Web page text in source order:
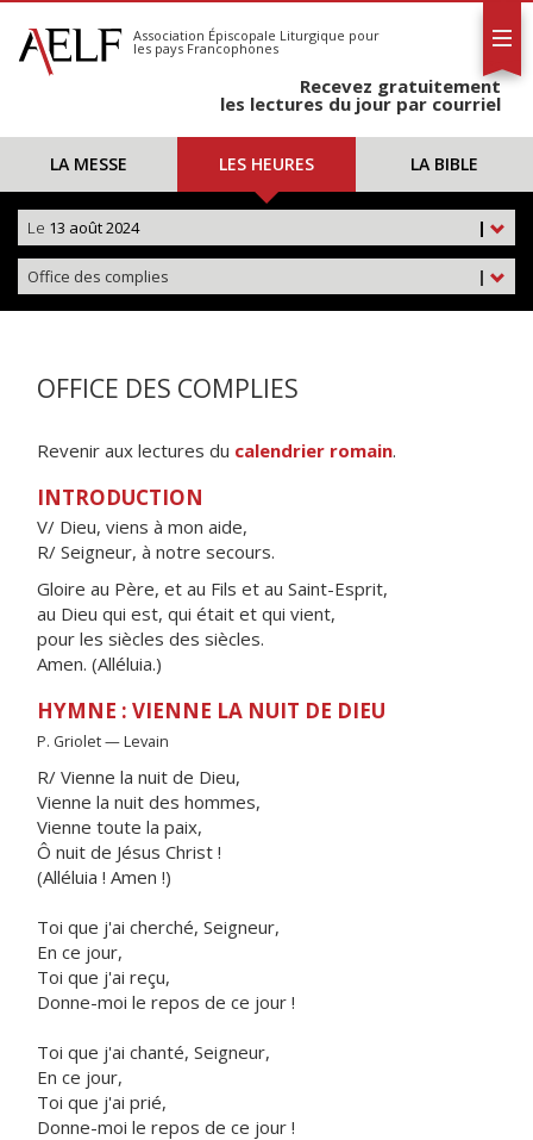
S'abonner
Calendrier
Association Épiscopale Liturgique pour
les pays Francophones
Recevez gratuitement
les lectures du jour par courriel
LA MESSE LES HEURES LA BIBLE
|
Le 13 août 2024
|
Office des complies
OFFICE DES COMPLIES
Revenir aux lectures du calendrier romain.
INTRODUCTION
V/ Dieu, viens à mon aide,
R/ Seigneur, à notre secours.
Gloire au Père, et au Fils et au Saint-Esprit,
au Dieu qui est, qui était et qui vient,
pour les siècles des siècles.
Amen. (Alléluia.)
HYMNE : VIENNE LA NUIT DE DIEU
P. Griolet — Levain
R/ Vienne la nuit de Dieu,
Vienne la nuit des hommes,
Vienne toute la paix,
Ô nuit de Jésus Christ !
(Alléluia ! Amen !)
Toi que j'ai cherché, Seigneur,
En ce jour,
Toi que j'ai reçu,
Donne-moi le repos de ce jour !
Toi que j'ai chanté, Seigneur,
En ce jour,
Toi que j'ai prié,
Donne-moi le repos de ce jour !